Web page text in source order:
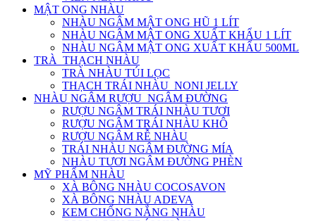
MẬT ONG NHÀU
NHÀU NGÂM MẬT ONG HŨ 1 LÍT
NHÀU NGÂM MẬT ONG XUẤT KHẨU 1 LÍT
NHÀU NGÂM MẬT ONG XUẤT KHẨU 500ML
TRÀ_THẠCH NHÀU
TRÀ NHÀU TÚI LỌC
THẠCH TRÁI NHÀU_NONI JELLY
NHÀU NGÂM RƯỢU_NGÂM ĐƯỜNG
RƯỢU NGÂM TRÁI NHÀU TƯƠI
RƯỢU NGÂM TRÁI NHÀU KHÔ
RƯỢU NGÂM RỄ NHÀU
TRÁI NHÀU NGÂM ĐƯỜNG MÍA
NHÀU TƯƠI NGÂM ĐƯỜNG PHÈN
MỸ PHẨM NHÀU
XÀ BÔNG NHÀU COCOSAVON
XÀ BÔNG NHÀU ADEVA
KEM CHỐNG NẮNG NHÀU